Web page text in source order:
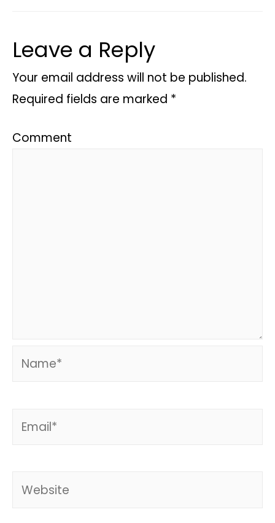
Leave a Reply
Your email address will not be published.
Required fields are marked *
Comment